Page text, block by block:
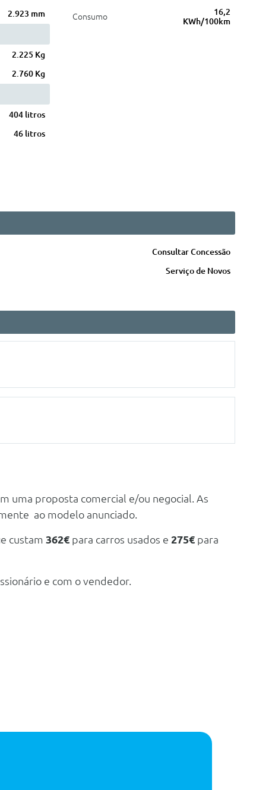
2.923 mm
2.225 Kg
2.760 Kg
404 litros
46 litros
Consumo
16,2
KWh/100km
Consultar Concessão
Serviço de Novos
uma proposta comercial e/ou negocial. As
ao modelo anunciado.
custam 362€para carros usados e 275€para
e com o vendedor.